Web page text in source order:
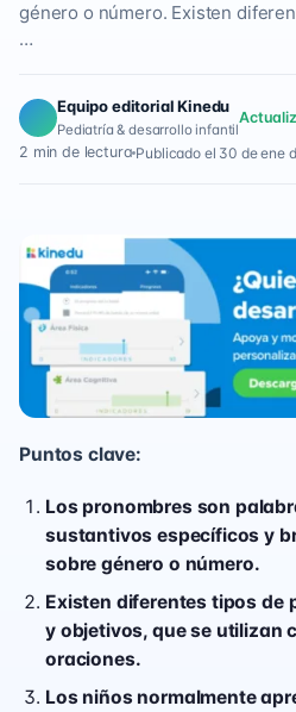
género o número. Existen
…
Equipo editorial Kinedu
Pediatría & desarrollo infantil
2 min de lectura Publicado el 30 de ene
Puntos clave:
Los pronombres son
sustantivos específicos y
sobre género o número.
Existen diferentes tipos de
y objetivos, que se utilizan
oraciones.
Los niños normalmente